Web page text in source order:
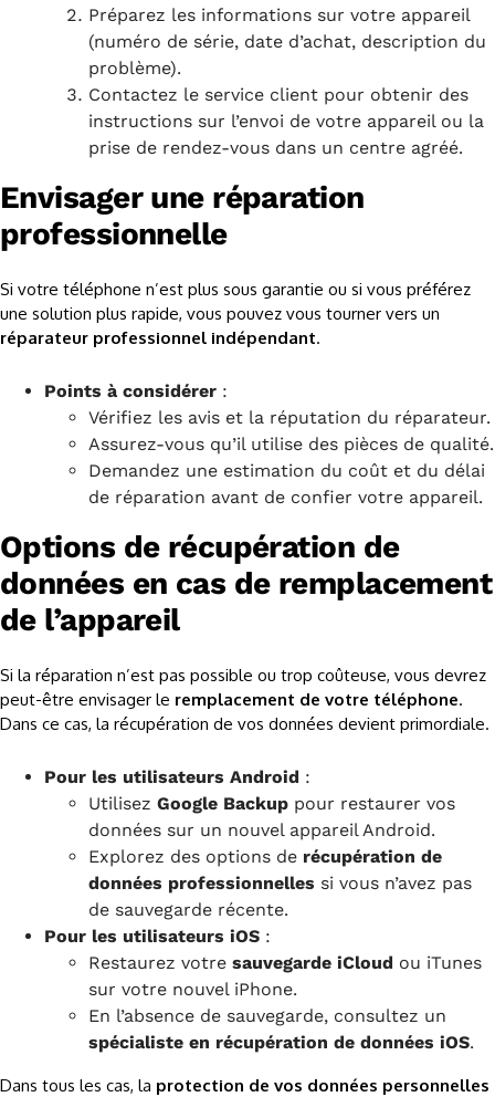
Préparez les informations sur votre appareil
(numéro de série, date d’achat, description du
problème).
Contactez le service client pour obtenir des
instructions sur l’envoi de votre appareil ou la
prise de rendez-vous dans un centre agréé.
Envisager une réparation
professionnelle
Si votre téléphone n’est plus sous garantie ou si vous préférez
une solution plus rapide, vous pouvez vous tourner vers un
réparateur professionnel indépendant.
Points à considérer :
Vérifiez les avis et la réputation du réparateur.
Assurez-vous qu’il utilise des pièces de qualité.
Demandez une estimation du coût et du délai
de réparation avant de confier votre appareil.
Options de récupération de
données en cas de remplacement
de l’appareil
Si la réparation n’est pas possible ou trop coûteuse, vous devrez
peut-être envisager le remplacement de votre téléphone.
Dans ce cas, la récupération de vos données devient primordiale.
Pour les utilisateurs Android :
Utilisez Google Backup pour restaurer vos
données sur un nouvel appareil Android.
Explorez des options de récupération de
données professionnelles si vous n’avez pas
de sauvegarde récente.
Pour les utilisateurs iOS :
Restaurez votre sauvegarde iCloud ou iTunes
sur votre nouvel iPhone.
En l’absence de sauvegarde, consultez un
spécialiste en récupération de données iOS.
Dans tous les cas, la protection de vos données personnelles